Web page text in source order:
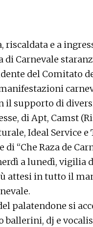
riscaldata e a
di Carnevale
del Comitato
il supporto di
di Apt, Camst
Ideal Service e
di “Che Raza de
a lunedì, vigilia
attesi in tutto il
palatendone si
dj e